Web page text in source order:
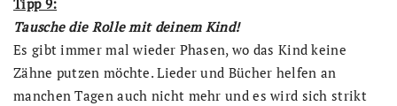
Tipp 9:
Tausche die Rolle mit deinem Kind!
Es gibt immer mal wieder Phasen, wo das Kind keine
Zähne putzen möchte. Lieder und Bücher helfen an
manchen Tagen auch nicht mehr und es wird sich strikt